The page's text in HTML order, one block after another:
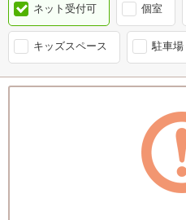
ネット受付可 個室
キッズスペース 駐車場